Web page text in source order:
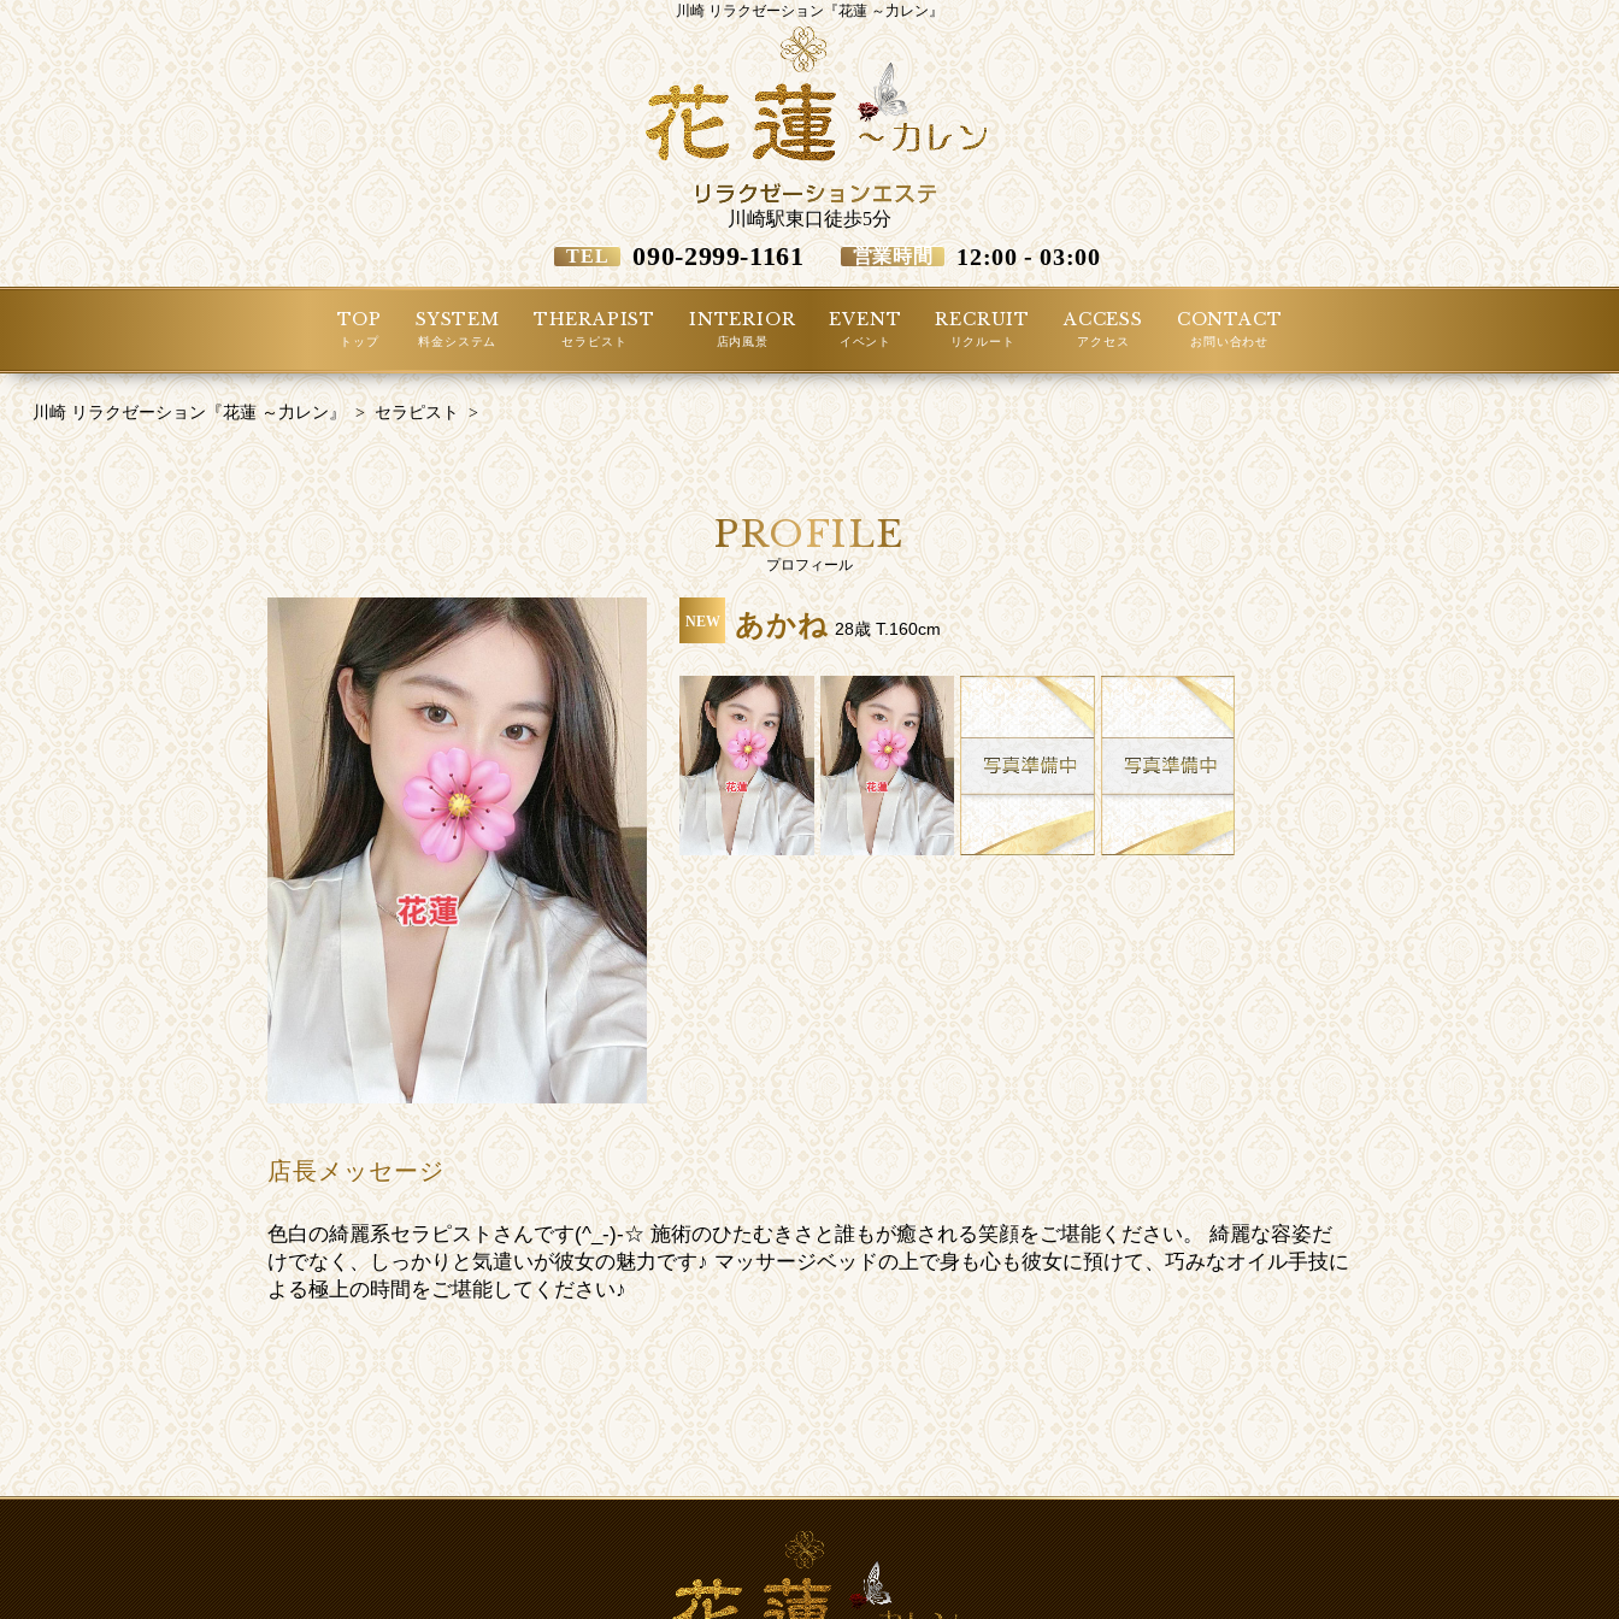
川崎 リラクゼーション『花蓮 ～力レン』
川崎駅東口徒歩5分
TEL
090-2999-1161 営業時間 12:00 - 03:00
TOP
トップ
SYSTEM
料金システム
THERAPIST
セラピスト
INTERIOR
店内風景
EVENT
イベント
RECRUIT
リクルート
ACCESS
アクセス
CONTACT
お問い合わせ
川崎 リラクゼーション『花蓮 ～力レン』 > セラピスト >
PROFILE
プロフィール
NEW あかね 28歳 T.160cm
店長メッセージ
色白の綺麗系セラピストさんです(^_-)-☆ 施術のひたむきさと誰もが癒される笑顔をご堪能ください。 綺麗な容姿だ
けでなく、しっかりと気遣いが彼女の魅力です♪ マッサージベッドの上で身も心も彼女に預けて、巧みなオイル手技に
よる極上の時間をご堪能してください♪